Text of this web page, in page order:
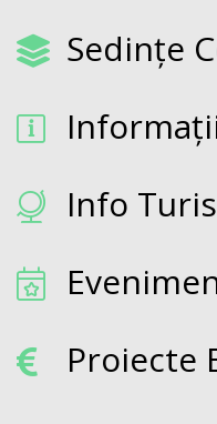
Sedințe
Info
Proiecte